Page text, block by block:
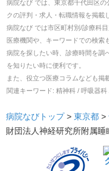
病院なび では、 東京都千代田区の
クの評判・求人・転職情報を掲載
病院なび では市区町村別/診療科
医療機関や、キーワードでの検索
病院を探したい時、診療時間を調
を知りたい時に便利です。
また、役立つ医療コラムなども掲
関連キーワード: 精神科 / 呼吸器
病院なびトップ > 東京都 >
財団法人神経研究所附属睡